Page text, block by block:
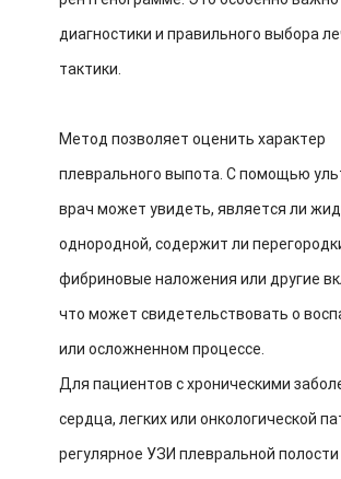
диагностики и правильного выбора
тактики.
Метод позволяет оценить характер
плеврального выпота. С помощью
врач может увидеть, является ли
однородной, содержит ли
фибриновые наложения или другие
что может свидетельствовать о
или осложненном процессе.
Для пациентов с хроническими
сердца, легких или онкологической
регулярное УЗИ плевральной